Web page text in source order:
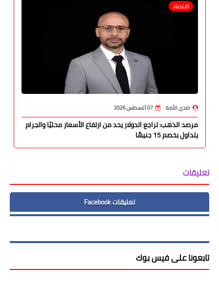
اقتصاد
صدى الأمة 07 أغسطس 2026
مرصد الذهب: تراجع الدولار يحد من ارتفاع الأسعار محليًا والجرام
يتداول بخصم 15 جنيهًا
تعليقات
تعليقات Facebook
تابعونا على فيس بوك